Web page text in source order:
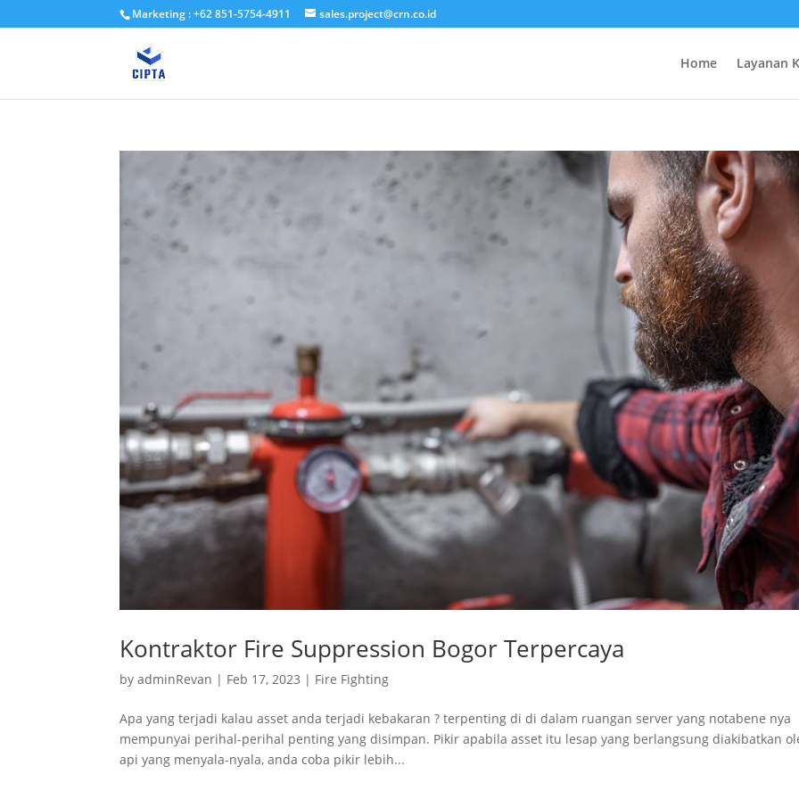
Marketing : +62 851-5754-4911 sales.project@crn.co.id
Home Layanan
Kontraktor Fire Suppression Bogor Terpercaya
byadminRevan | Feb 17, 2023 | Fire Fighting
Apa yang terjadi kalau asset anda terjadi kebakaran ? terpenting di di dalam ruangan server yang notabene nya
mempunyai perihal-perihal penting yang disimpan. Pikir apabila asset itu lesap yang berlangsung diakibatkan
api yang menyala-nyala, anda coba pikir lebih...